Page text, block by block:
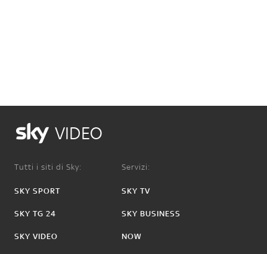
VIDEO
Tutti i siti di Sky:
SKY SPORT
SKY TG 24
SKY VIDEO
Servizi:
SKY TV
SKY BUSINESS
NOW